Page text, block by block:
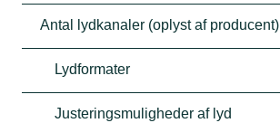
Antal lydkanaler (oplyst af producent)
Lydformater
Justeringsmuligheder af lyd